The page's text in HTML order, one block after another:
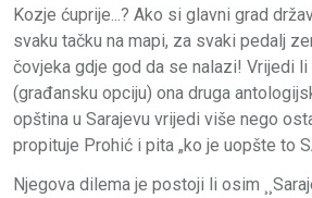
Kozje ćuprije...? Ako si glavni grad
svaku tačku na mapi, za svaki pedalj
čovjeka gdje god da se nalazi! Vrijedi
(građansku opciju) ona druga
opština u Sarajevu vrijedi više nego
propituje Prohić i pita „ko je uopšte to
Njegova dilema je postoji li osim